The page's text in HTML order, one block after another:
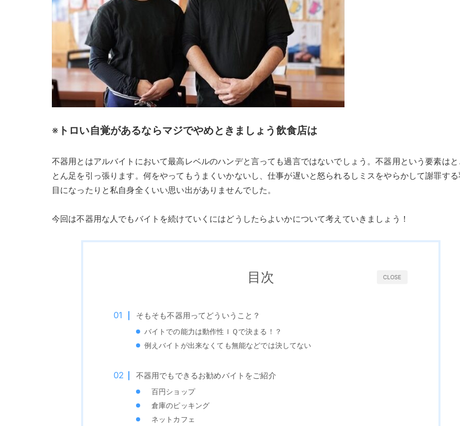
※ トロい自覚があるならマジでやめときましょう飲食店は
不器用とはアルバイトにおいて最高レベルのハンデと言っても過言ではないでしょう。不器用という要素は
とん足を引っ張ります。何をやってもうまくいかないし、仕事が遅いと怒られるしミスをやらかして謝罪す
目になったりと私自身全くいい思い出がありませんでした。
今回は不器用な人でもバイトを続けていくにはどうしたらよいかについて考えていきましょう！
CLOSE
目次
そもそも不器用ってどういうこと？
バイトでの能力は動作性ＩＱで決まる！？
例えバイトが出来なくても無能などでは決してない
不器用でもできるお勧めバイトをご紹介
百円ショップ
倉庫のピッキング
ネットカフェ